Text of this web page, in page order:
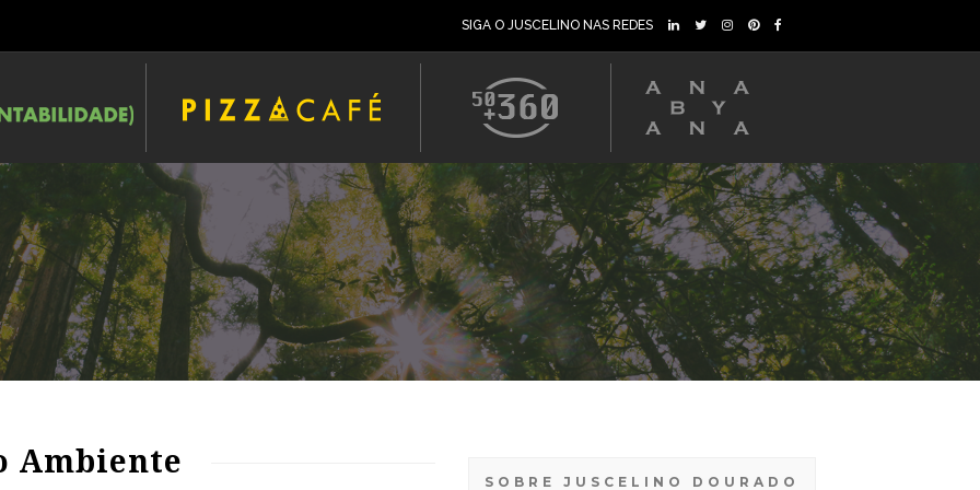
SIGA O JUSCELINO NAS REDES
Ambiente
SOBRE JUSCELINO DOURADO